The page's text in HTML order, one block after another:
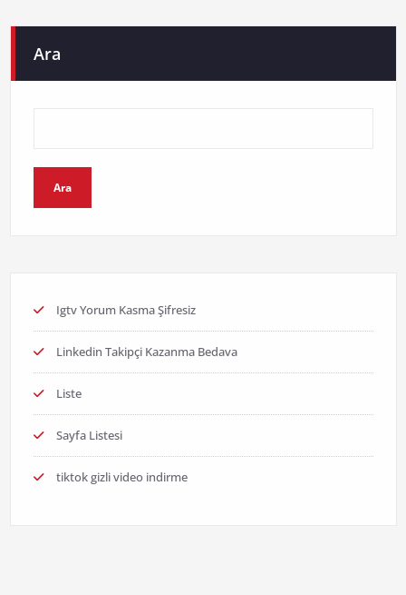
Ara
Ara
Igtv Yorum Kasma Şifresiz
Linkedin Takipçi Kazanma Bedava
Liste
Sayfa Listesi
tiktok gizli video indirme